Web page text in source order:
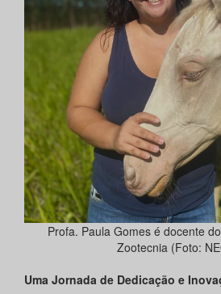
Profa. Paula Gomes é docente
Zootecnia (Foto:
Uma Jornada de Dedicação e